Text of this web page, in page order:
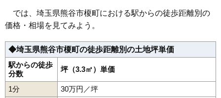
39 妻沼東 13万円 1,001万円 3.4%
40 上之
41 広瀬 11万円 1,280万円
42 問屋町 11万円 6,723万円 4.3%
43 柿沼 11万円
44 江南中央
では、埼玉県熊谷市榎町における駅からの徒歩距離別の
価格・相場を見てみよう。
◆埼玉県熊谷市榎町の徒歩距離別の土地坪単価
駅からの徒歩
分数
坪（3.3㎡）単価
1分
30万円／坪